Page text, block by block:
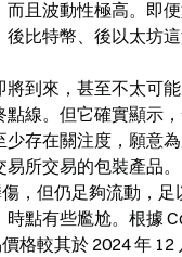
而且波動性極高。即
後比特幣、後以太坊
將到來，甚至不太可
點線。但它確實顯示
少存在關注度，願意
所交易的包裝產品。
，但仍足夠流動，足
點有些尷尬。根據
格較其於 2024 年 12